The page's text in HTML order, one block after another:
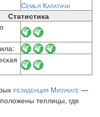
Семья Каратачи
Статистика
резиденция Мизукаге —
теплицы, где